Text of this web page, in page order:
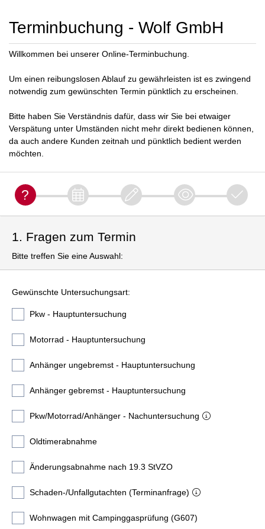
Terminbuchung - Wolf GmbH
Willkommen bei unserer Online-Terminbuchung.
Um einen reibungslosen Ablauf zu gewährleisten ist es zwingend
notwendig zum gewünschten Termin pünktlich zu erscheinen.
Bitte haben Sie Verständnis dafür, dass wir Sie bei etwaiger
Verspätung unter Umständen nicht mehr direkt bedienen können,
da auch andere Kunden zeitnah und pünktlich bedient werden
möchten.
1. Fragen zum Termin
Bitte treffen Sie eine Auswahl:
Gewünschte Untersuchungsart:
Pkw - Hauptuntersuchung
Motorrad - Hauptuntersuchung
Anhänger ungebremst - Hauptuntersuchung
Anhänger gebremst - Hauptuntersuchung
Pkw/Motorrad/Anhänger - Nachuntersuchung
Oldtimerabnahme
Änderungsabnahme nach 19.3 StVZO
Schaden-/Unfallgutachten (Terminanfrage)
Wohnwagen mit Campinggasprüfung (G607)